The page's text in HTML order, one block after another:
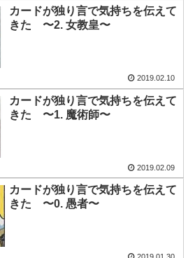
カードが独り言で気持ちを伝えて
きた 〜2. 女教皇〜
2019.02.10
カードが独り言で気持ちを伝えて
きた 〜1. 魔術師〜
2019.02.09
カードが独り言で気持ちを伝えて
きた 〜0. 愚者〜